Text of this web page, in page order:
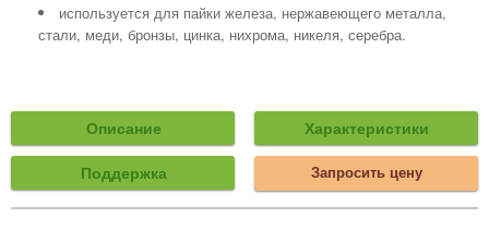
используется для пайки железа, нержавеющего металла,
стали, меди, бронзы, цинка, нихрома, никеля, серебра.
Описание Характеристики
Поддержка Запросить цену